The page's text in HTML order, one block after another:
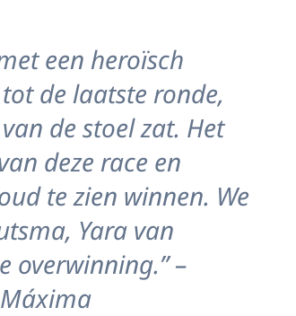
een heroïsch
de laatste ronde,
de stoel zat. Het
deze race en
te zien winnen. We
Yara van
overwinning.” –